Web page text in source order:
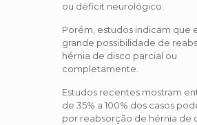
ou déficit neurológico.
Porém, estudos indicam que
grande possibilidade de
hérnia de disco parcial ou
completamente.
Estudos recentes mostram
de 35% a 100% dos casos
por reabsorção de hérnia de